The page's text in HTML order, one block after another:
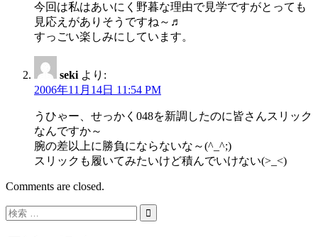
今回は私はあいにく野暮な理由で見学ですがとっても
見応えがありそうですね～♬
すっごい楽しみにしています。
seki より:
2006年11月14日 11:54 PM
うひゃー、せっかく048を新調したのに皆さんスリック
なんですか～
腕の差以上に勝負にならないな～(^_^;)
スリックも履いてみたいけど積んでいけない(>_<)
Comments are closed.